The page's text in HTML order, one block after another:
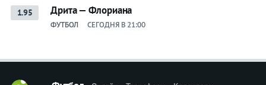
1.95 Дрита — Флориана
ФУТБОЛ СЕГОДНЯ В 21:00